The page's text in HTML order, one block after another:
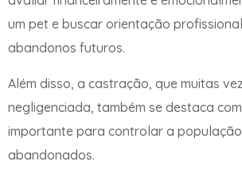
um pet e buscar orientação
abandonos futuros.
Além disso, a castração, que muitas
negligenciada, também se destaca
importante para controlar a população
abandonados.